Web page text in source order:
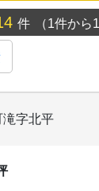
件 （1件から
滝字北平